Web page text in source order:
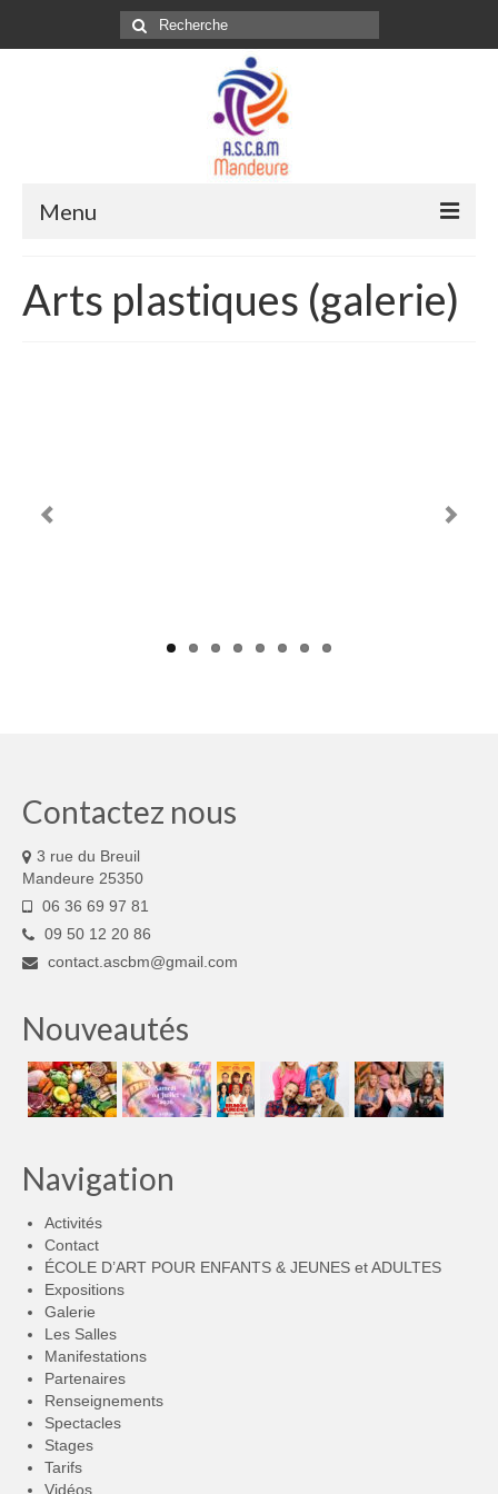
Rechercher
:
Menu
Manifestations
Arts plastiques (galerie)
Contactez nous
3 rue du Breuil
Mandeure 25350
06 36 69 97 81
09 50 12 20 86
contact.ascbm@gmail.com
Nouveautés
Navigation
Activités
Contact
ÉCOLE D’ART POUR ENFANTS & JEUNES et ADULTES
Expositions
Galerie
Les Salles
Manifestations
Partenaires
Renseignements
Spectacles
Stages
Tarifs
Vidéos